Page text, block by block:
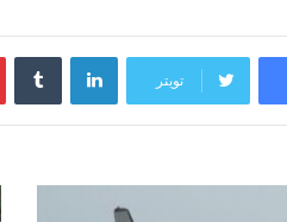
تويتر
لينكدإن